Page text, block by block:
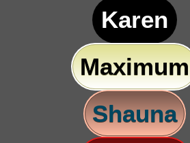
Karen
Maximum
Shauna